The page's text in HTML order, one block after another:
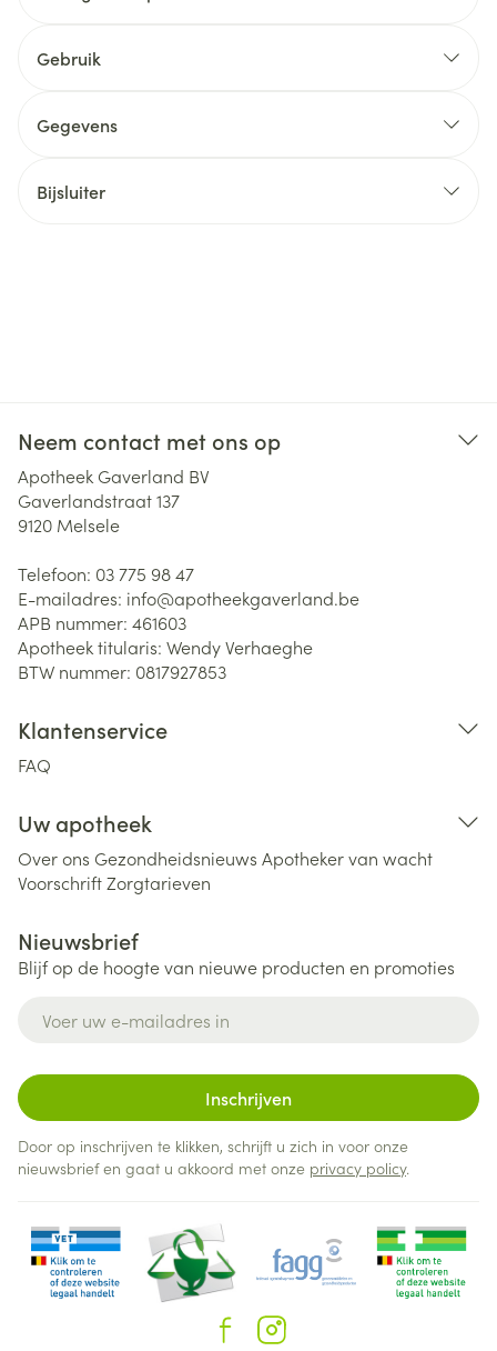
Gebruik
Gegevens
Bijsluiter
Neem contact met ons op
Apotheek Gaverland BV
Gaverlandstraat 137
9120 Melsele
Telefoon: 03 775 98 47
E-mailadres: info@apotheekgaverland.be
APB nummer: 461603
Apotheek titularis: Wendy Verhaeghe
BTW nummer: 0817927853
Klantenservice
FAQ
Uw apotheek
Over ons Gezondheidsnieuws Apotheker van wacht
VoorschriftZorgtarieven
Nieuwsbrief
Blijf op de hoogte van nieuwe producten en promoties
Inschrijven
Door op inschrijven te klikken, schrijft u zich in voor onze
nieuwsbrief en gaat u akkoord met onze privacy policy.